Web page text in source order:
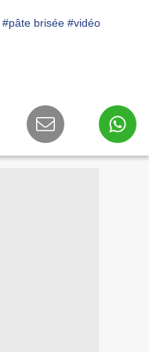
#pâte brisée #vidéo